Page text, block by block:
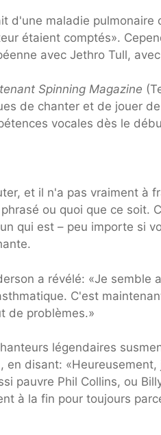
d'une maladie pulmonaire
étaient comptés».
avec Jethro Tull,
Spinning Magazine
de chanter et de jouer
vocales dès le
et il n'a pas vraiment à
ou quoi que ce soit.
qui est – peu importe si
a révélé: «Je semble
C'est
de problèmes.»
légendaires
en disant:
pauvre Phil Collins, ou
à la fin pour toujours